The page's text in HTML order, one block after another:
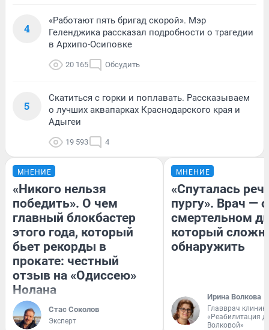
4
«Работают пять бригад скорой». Мэр
Геленджика рассказал подробности о трагедии
в Архипо-Осиповке
20 165 Обсудить
5
Скатиться с горки и поплавать. Рассказываем
о лучших аквапарках Краснодарского края и
Адыгеи
19 593 4
МНЕНИЕ
«Никого нельзя
победить». О чем
главный блокбастер
этого года, который
бьет рекорды в
прокате: честный
отзыв на «Одиссею»
Нолана
Стас Соколов
Эксперт
МНЕНИЕ
«Спуталась
пургу». Врач — о
смертельном
который
обнаружить
Ирина Волкова
Главврач
«Реабилитация
Волковой»